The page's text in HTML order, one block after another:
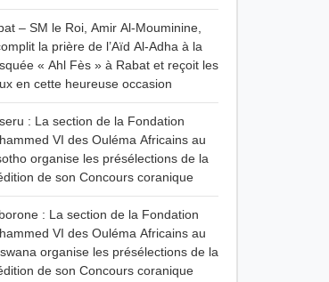
– SM le Roi, Amir Al-Mouminine,
la prière de l’Aïd Al-Adha à la
« Ahl Fès » à Rabat et reçoit les
en cette heureuse occasion
: La section de la Fondation
VI des Ouléma Africains au
organise les présélections de la
de son Concours coranique
: La section de la Fondation
VI des Ouléma Africains au
organise les présélections de la
de son Concours coranique